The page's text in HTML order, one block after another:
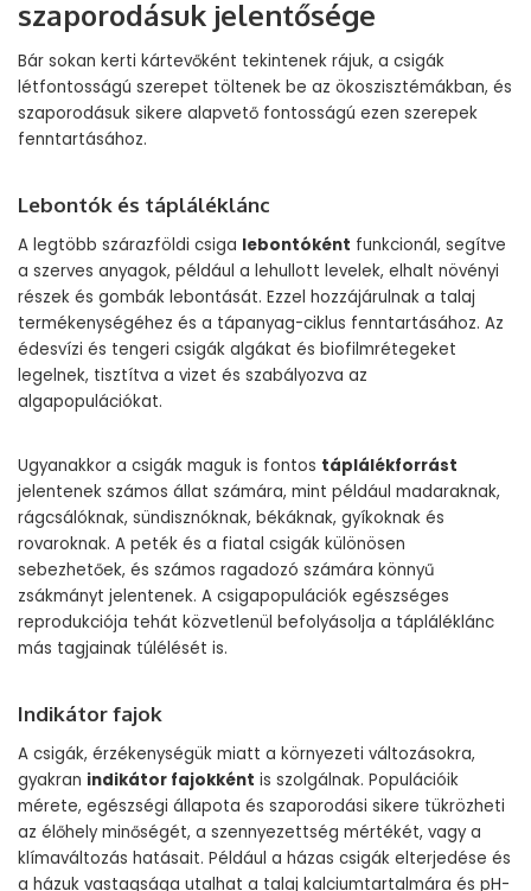
szaporodásuk jelentősége
Bár sokan kerti kártevőként tekintenek rájuk, a csigák
létfontosságú szerepet töltenek be az ökoszisztémákban, és
szaporodásuk sikere alapvető fontosságú ezen szerepek
fenntartásához.
Lebontók és tápláléklánc
A legtöbb szárazföldi csiga lebontóként funkcionál, segítve
a szerves anyagok, például a lehullott levelek, elhalt növényi
részek és gombák lebontását. Ezzel hozzájárulnak a talaj
termékenységéhez és a tápanyag-ciklus fenntartásához. Az
édesvízi és tengeri csigák algákat és biofilmrétegeket
legelnek, tisztítva a vizet és szabályozva az
algapopulációkat.
Ugyanakkor a csigák maguk is fontos táplálékforrást
jelentenek számos állat számára, mint például madaraknak,
rágcsálóknak, sündisznóknak, békáknak, gyíkoknak és
rovaroknak. A peték és a fiatal csigák különösen
sebezhetőek, és számos ragadozó számára könnyű
zsákmányt jelentenek. A csigapopulációk egészséges
reprodukciója tehát közvetlenül befolyásolja a tápláléklánc
más tagjainak túlélését is.
Indikátor fajok
A csigák, érzékenységük miatt a környezeti változásokra,
gyakran indikátor fajokként is szolgálnak. Populációik
mérete, egészségi állapota és szaporodási sikere tükrözheti
az élőhely minőségét, a szennyezettség mértékét, vagy a
klímaváltozás hatásait. Például a házas csigák elterjedése és
a házuk vastagsága utalhat a talaj kalciumtartalmára és pH-